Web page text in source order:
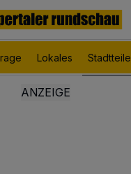
Lokales Stadtteile